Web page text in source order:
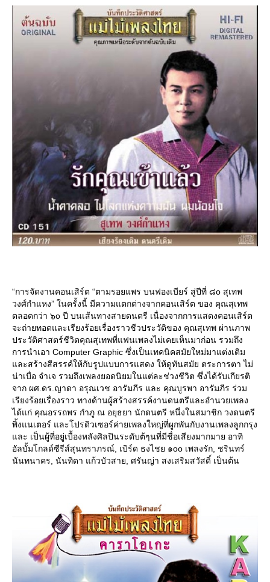
“การจัดงานคอนเสิร์ต “ตามรอยแพร บนฟองเบียร์ สู่ปีที่ ๘o สุเทพ
วงศ์กำแหง” ในครั้งนี้ มีความแตกต่างจากคอนเสิร์ต ของ คุณสุเทพ
ตลอดกว่า ๖o ปี บนเส้นทางสายดนตรี เนื่องจากการแสดงคอนเสิร์ต
จะถ่ายทอดและเรียงร้อยเรื่องราวชีวประวัติของ คุณสุเทพ ผ่านภาพ
ประวัติศาสตร์ชีวิตคุณสุเทพที่แฟนเพลงไม่เคยเห็นมาก่อน รวมถึง
การนำเอา Computer Graphic ซึ่งเป็นเทคนิคสมัยใหม่มาแต่งเติม
ละสร้างสีสรรค์ให้กับรูปแบบการแสดง ให้ดูทันสมัย ตระการตา ไม่
น่าเบื่อ จำเจ รวมถึงเพลงยอดนิยมในแต่ละช่วงชีวิต ซึ่งได้รับเกียรติ
จาก ผศ.ดร.ญาดา อรุณเวช อารัมภีร และ คุณบูรพา อารัมภีร ร่วม
เรียงร้อยเรื่องราว ทางด้านผู้สร้างสรรค์งานดนตรีและอำนวยเพลง
ได้แก่ คุณอรรถพร กำภู ณ อยุธยา นักดนตรี หนึ่งในสมาชิก วงดนตรี
พิ้งแนเตอร์ และโปรดิวเซอร์ค่ายเพลงใหญ่ที่ผูกพันกับงานเพลงลูกกรุง
ละ เป็นผู้ที่อยู่เบื้องหลังศิลปินระดับต้ๆนที่มีชื่อเสียงมากมาย อาทิ
อัลบั้มโกลด์ซีรีส์สุนทราภรณ์, เบิร์ด ธงไชย ๑oo เพลงรัก, ชรินทร์
นันทนาคร, นันทิดา แก้วบัวสาย, ศรันญ่า สงเสริมสวัสดิ์ เป็นต้น